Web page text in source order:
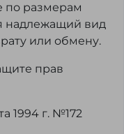
по размерам
надлежащий вид
или обмену.
прав
1994 г. №172